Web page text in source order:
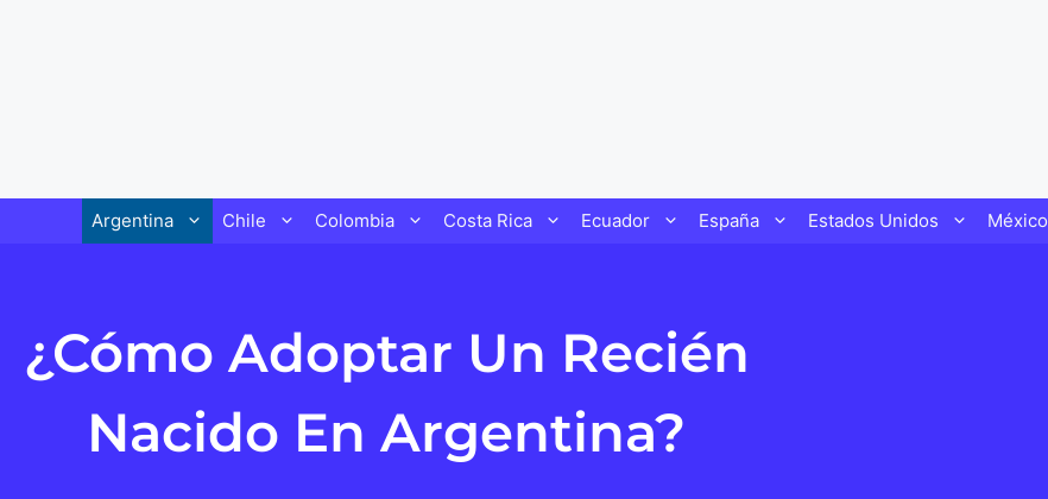
Argentina Chile Colombia Costa Rica Ecuador España Estados Unidos México
¿Cómo Adoptar Un Recién
Nacido En Argentina?